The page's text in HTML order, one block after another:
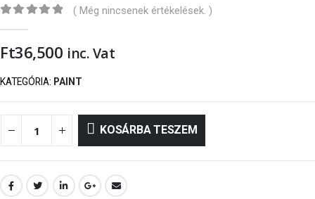
( Még nincsenek értékelések. )
Ft36,500 inc. Vat
KATEGÓRIA: PAINT
KOSÁRBA TESZEM